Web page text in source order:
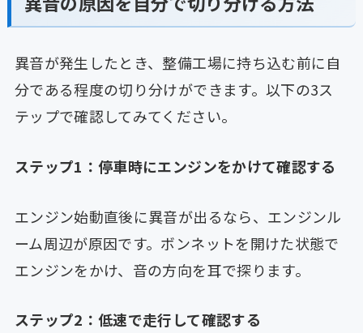
異音が発生したとき、整備工場に持ち込む前に自
分である程度の切り分けができます。以下の3ス
テップで確認してみてください。
ステップ1：停車時にエンジンをかけて確認する
エンジン始動直後に異音が出るなら、エンジンル
ーム周辺が原因です。ボンネットを開けた状態で
エンジンをかけ、音の方向を耳で探ります。
ステップ2：低速で走行して確認する